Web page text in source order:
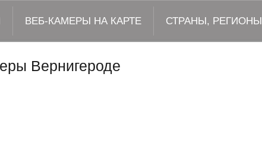
ВЕБ-КАМЕРЫ НА КАРТЕ СТРАНЫ, РЕГИОНЫ
Вернигероде